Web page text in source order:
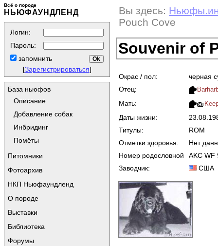
Всё о породе
НЬЮФАУНДЛЕНД
Логин:
Пароль:
запомнить
[Зарегистрироваться]
База ньюфов
Описание
Добавление собак
Инбридинг
Помёты
Питомники
Фотоархив
НКП Ньюфаундленд
О породе
Выставки
Библиотека
Форумы
Вы здесь:
Pouch Cove
Souvenir of
Окрас / пол:
черная
Отец:
Мать:
Даты жизни:
Титулы:
ROM
Отметки здоровья:
Нет
Номер родословной
AKC WF
Заводчик:
США